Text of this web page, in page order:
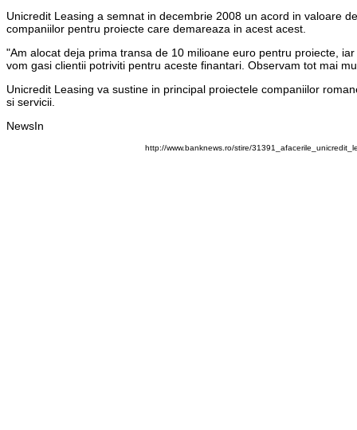
Unicredit Leasing a semnat in decembrie 2008 un acord in valoare
companiilor pentru proiecte care demareaza in acest acest.
"Am alocat deja prima transa de 10 milioane euro pentru proiecte,
vom gasi clientii potriviti pentru aceste finantari. Observam tot mai
Unicredit Leasing va sustine in principal proiectele companiilor
si servicii.
NewsIn
http://www.banknews.ro/stire/